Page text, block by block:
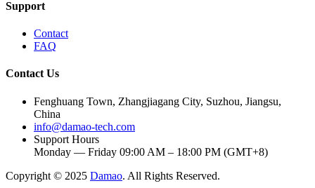
Support
Contact
FAQ
Contact Us
Fenghuang Town, Zhangjiagang City, Suzhou, Jiangsu,
China
info@damao-tech.com
Support Hours
Monday — Friday 09:00 AM – 18:00 PM (GMT+8)
Copyright © 2025 Damao. All Rights Reserved.